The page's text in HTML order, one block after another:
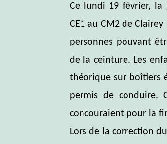
Ce lundi 19 février, la
CE1 au CM2 de
personnes pouvant
de la ceinture. Les
théorique sur boîtiers
permis de conduire.
concouraient pour la
Lors de la correction